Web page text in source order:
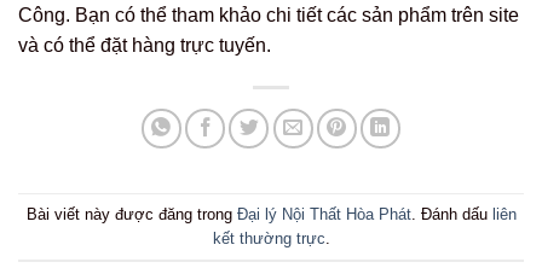
Công. Bạn có thể tham khảo chi tiết các sản phẩm trên site
và có thể đặt hàng trực tuyến.
Bài viết này được đăng trong Đại lý Nội Thất Hòa Phát. Đánh dấu liên
kết thường trực